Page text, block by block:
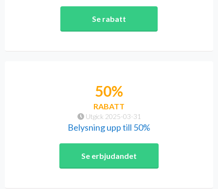
Se rabatt
Utgick 2025-03-31
50%
RABATT
Belysning upp till 50%
Se erbjudandet